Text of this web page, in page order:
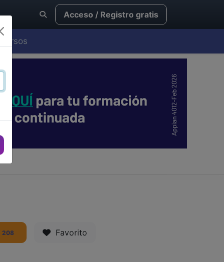
Acceso / Registro gratis
Cursos
208 Favorito